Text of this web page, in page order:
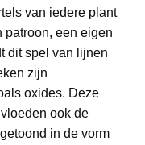
van iedere plant
patroon, een eigen
dit spel van lijnen
zijn
oxides. Deze
ook de
in de vorm